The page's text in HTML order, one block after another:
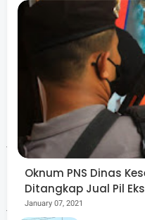
menjaga keamanan dan
kawasan publik maupun
berlangsungnya Operasi
Menurutnya,
fokus penting karena
masyarakat yang cukup
karena itu, aparat
fasilitas keamanan, arus
Oknum PNS Dinas
Ditangkap Jual Pil
January 07, 2021